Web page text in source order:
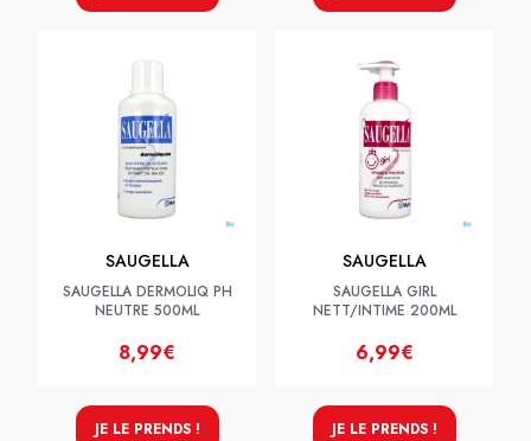
SAUGELLA
SAUGELLA DERMOLIQ PH
NEUTRE 500ML
8,99€
JE LE PRENDS !
SAUGELLA
SAUGELLA GIRL
NETT/INTIME 200ML
6,99€
JE LE PRENDS !